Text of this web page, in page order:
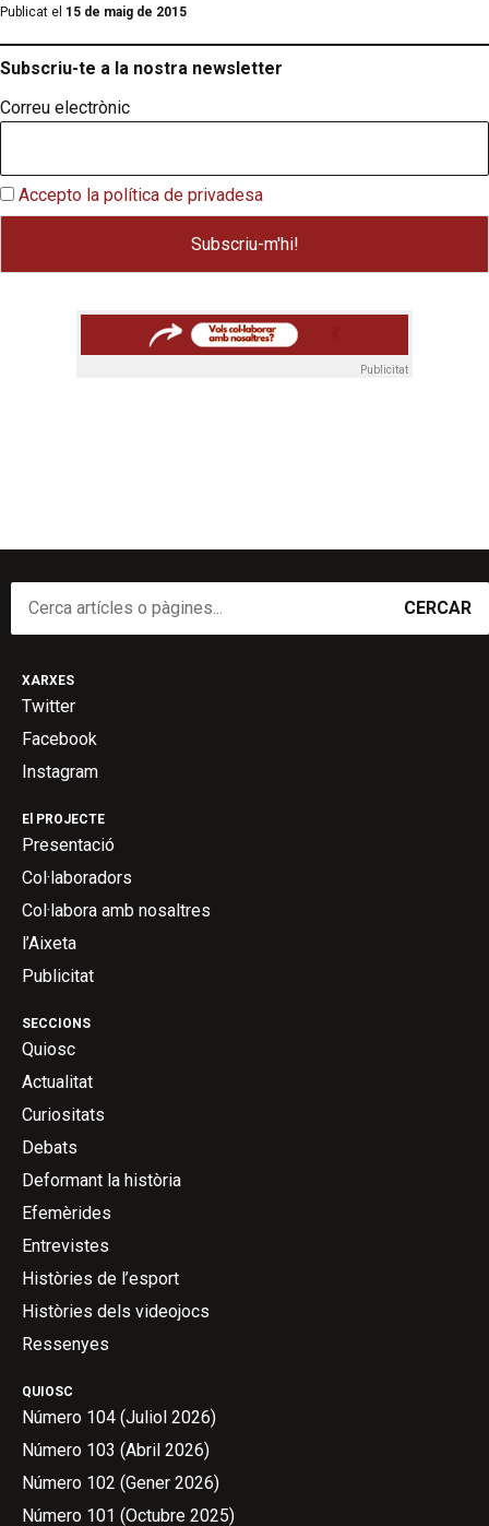
Publicat el 15 de maig de 2015
Subscriu-te a la nostra newsletter
Correu electrònic
Accepto la política de privadesa
Publicitat
CERCAR
QUIOSC
Número 104 (Juliol 2026)
Número 103 (Abril 2026)
Número 102 (Gener 2026)
Número 101 (Octubre 2025)
SECCIONS
Quiosc
Actualitat
Curiositats
Debats
Deformant la història
Efemèrides
Entrevistes
Històries de l’esport
Històries dels videojocs
Ressenyes
El PROJECTE
Presentació
Col·laboradors
Col·labora amb nosaltres
l’Aixeta
Publicitat
XARXES
Twitter
Facebook
Instagram